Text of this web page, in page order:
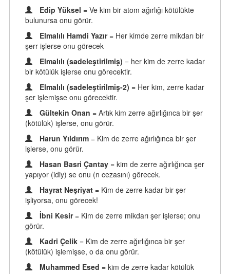
Edip Yüksel = Ve kim bir atom ağırlığı kötülükte
bulunursa onu görür.
Elmalılı Hamdi Yazır = Her kimde zerre mikdarı bir
şerr işlerse onu görecek
Elmalılı (sadeleştirilmiş) = her kim de zerre kadar
bir kötülük işlerse onu görecektir.
Elmalılı (sadeleştirilmiş-2) = Her kim, zerre kadar
şer işlemişse onu görecektir.
Gültekin Onan = Artık kim zerre ağırlığınca bir şer
(kötülük) işlerse, onu görür.
Harun Yıldırım = Kim de zerre ağırlığınca bir şer
işlerse, onu görür.
Hasan Basri Çantay = kim de zerre ağırlığınca şer
yapıyor (idiy) se onu (n cezasını) görecek.
Hayrat Neşriyat = Kim de zerre kadar bir şer
işliyorsa, onu görecek!
İbni Kesir = Kim de zerre mikdarı şer işlerse; onu
görür.
Kadri Çelik = Kim de zerre ağırlığınca bir şer
(kötülük) işlemişse, o da onu görür.
Muhammed Esed = kim de zerre kadar kötülük